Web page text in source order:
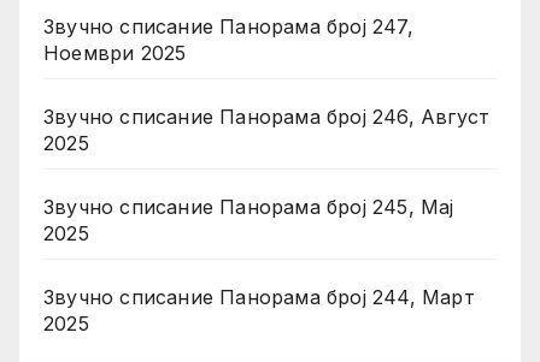
Звучно списание Панорама број 247,
Ноември 2025
Звучно списание Панорама број 246, Август
2025
Звучно списание Панорама број 245, Мај
2025
Звучно списание Панорама број 244, Март
2025